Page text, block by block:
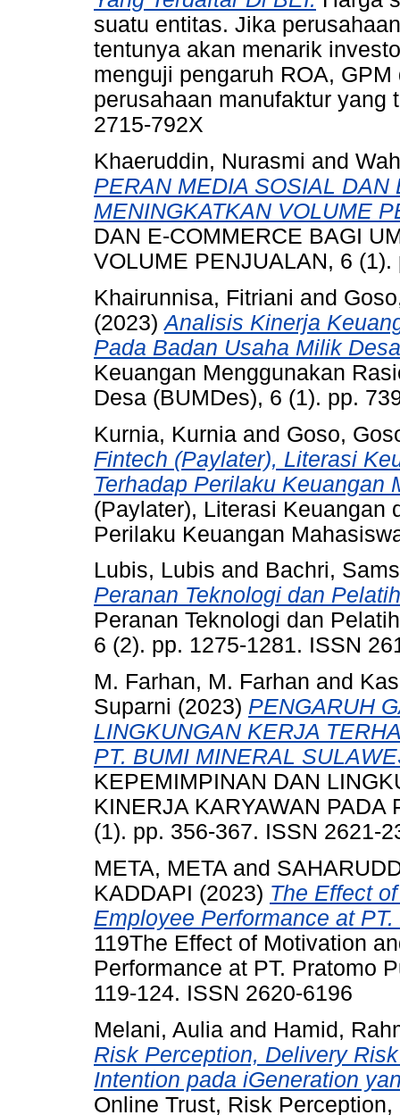
suatu entitas. Jika
tentunya akan menarik
menguji pengaruh ROA,
perusahaan manufaktur yang
2715-792X
Khaeruddin, Nurasmi and
PERAN MEDIA SOSIAL
MENINGKATKAN VOLUME
DAN E-COMMERCE BAGI
VOLUME PENJUALAN, 6
Khairunnisa, Fitriani and
(2023)Analisis Kinerja
Pada Badan Usaha Milik
Keuangan Menggunakan
Desa (BUMDes), 6 (1). pp.
Kurnia, Kurnia and Goso,
Fintech (Paylater), Literasi
Terhadap Perilaku Keuangan
(Paylater), Literasi Keuangan
Perilaku Keuangan
Lubis, Lubis and Bachri,
Peranan Teknologi dan
Peranan Teknologi dan
6 (2). pp. 1275-1281. ISSN
M. Farhan, M. Farhan and
Suparni (2023) PENGARUH
LINGKUNGAN KERJA
PT. BUMI MINERAL
KEPEMIMPINAN DAN
KINERJA KARYAWAN PADA
(1). pp. 356-367. ISSN 2621-
META, META and
KADDAPI (2023) The Effect
Employee Performance at
119The Effect of Motivation
Performance at PT. Pratomo
119-124. ISSN 2620-6196
Melani, Aulia and Hamid,
Risk Perception, Delivery
Intention pada iGeneration
Online Trust, Risk